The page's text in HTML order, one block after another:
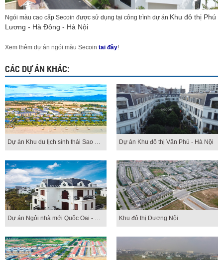
Ngói màu cao cấp Secoin được sử dụng tại công trình dự án Khu đô thị Phú
Lương - Hà Đông - Hà Nội
Xem thêm dự án ngói màu Secoin tai đây!
CÁC DỰ ÁN KHÁC:
Dự án Khu du lịch sinh thái Sao Biển Dự án Khu đô thị Văn Phú - Hà Nội
Dự án Ngôi nhà mới Quốc Oai - Hà Nội Khu đô thị Dương Nội